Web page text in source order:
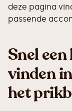
deze pagina
passende
Snel
vinden
het